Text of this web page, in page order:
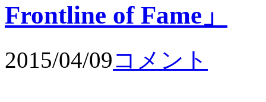
Frontline of Fame」
2015/04/09コメント